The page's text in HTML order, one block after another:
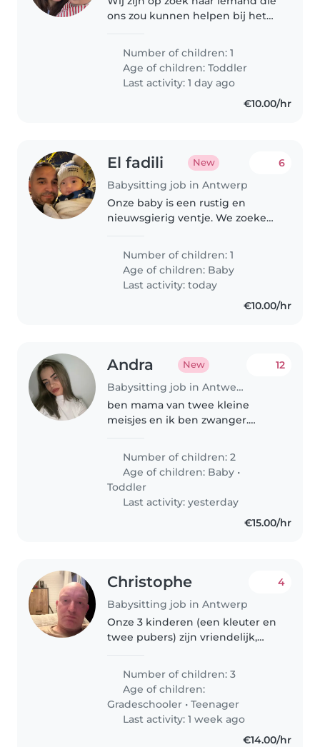
ons zou kunnen helpen bij het
een 15 maand oude peuter.
Omdat we beide laat werken,
kunnen we hem niet altijd op
tijd..
Number of children: 1
Age of children:Toddler
Last activity: 1 day ago
€10.00/hr
El fadili New
Babysitting job in Antwerp
6
Onze baby is een rustig en
nieuwsgierig ventje. We zoeken
Babysitter die van aanraking
houdt in de eigen omgeving. Ik
ben geopereerd aan mijn nier ik
zoek..
Number of children: 1
Age of children: Baby
Last activity: today
€10.00/hr
Andra New
Babysitting job in Antwerp
12
ben mama van twee kleine
meisjes en ik ben zwanger.
lieve, betrouwbare en zorgzame
oppas die mij kan helpen met
mijn dochters. Ik zoek iemand
die leuke..
Number of children: 2
Age of children: Baby •
Toddler
Last activity: yesterday
€15.00/hr
Christophe
Babysitting job in Antwerp
4
Onze 3 kinderen (een kleuter en
twee pubers) zijn vriendelijk,
die van gezelligheid en
verantwoordelijkheid houdt!
Graag..
Number of children: 3
Age of children:
Gradeschooler •Teenager
Last activity: 1 week ago
€14.00/hr